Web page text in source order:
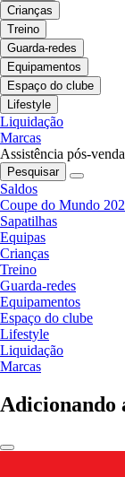
Crianças
Treino
Guarda-redes
Equipamentos
Espaço do clube
Lifestyle
Liquidação
Marcas
Assistência pós-
Pesquisar
Saldos
Coupe do Mundo
Sapatilhas
Equipas
Crianças
Treino
Guarda-redes
Equipamentos
Espaço do clube
Lifestyle
Liquidação
Marcas
Adicionando